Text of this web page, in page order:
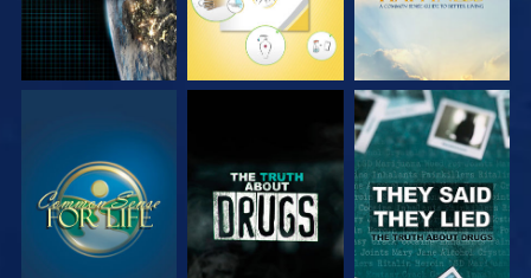
ΠΑΡΑΚΟΛΟΥΘΗΣΤΕ ΠΑΡΑΚΟΛΟΥΘΗΣΤΕ ΠΑΡΑΚΟΛΟΥΘΗΣΤΕ